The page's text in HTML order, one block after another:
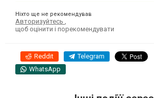
Ніхто ще не рекомендував
Авторизуйтесь
щоб оцінити і порекомендувати
Reddit Telegram
WhatsApp